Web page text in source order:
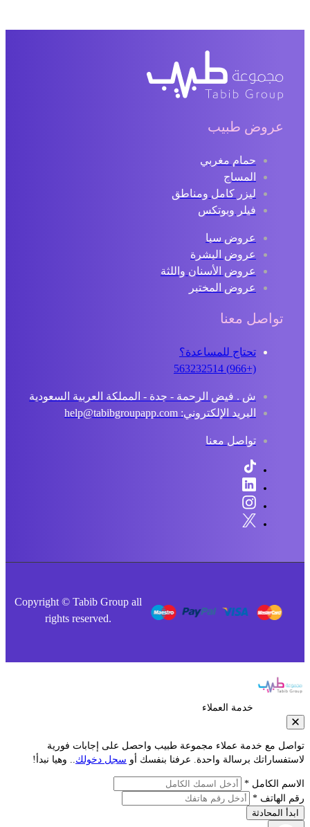
عروض طبيب
حمام مغربي
المساج
ليزر كامل ومناطق
فيلر وبوتكس
عروض سبا
عروض البشرة
عروض الأسنان واللثة
عروض المختبر
تواصل معنا
تحتاج للمساعدة؟
ش . فيض الرحمة - جدة - المملكة العربية السعودية
البريد الإلكتروني: help@tabibgroupapp.com
تواصل معنا
Copyright © Tabib Group all
rights reserved.
خدمة العملاء
مع خدمة عملاء مجموعة طبيب واحصل على إجابات فورية
برسالة واحدة. عرفنا بنفسك أوسجل دخولك.. وهيا نبدأ!
الكامل *
الهاتف *
المحادثة